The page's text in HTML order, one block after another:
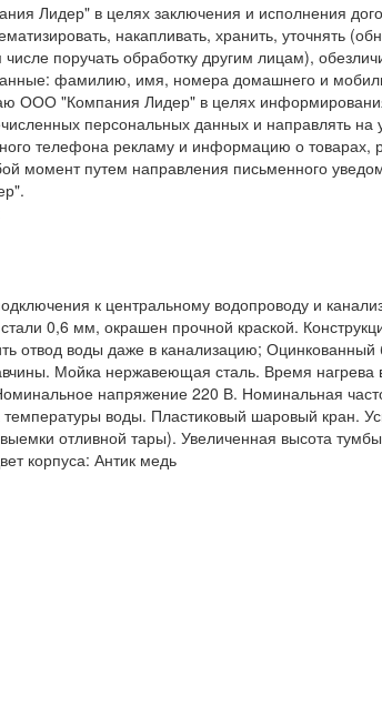
Лидер" в целях заключения и исполнения
накапливать, хранить, уточнять
поручать обработку другим лицам),
фамилию, имя, номера домашнего и
ООО "Компания Лидер" в целях
персональных данных и направлять
телефона рекламу и информацию о товарах,
момент путем направления письменного
к центральному водопроводу и
0,6 мм, окрашен прочной краской.
отвод воды даже в канализацию; Оцинкованный
Мойка нержавеющая сталь. Время нагрева
напряжение 220 В. Номинальная
воды. Пластиковый шаровый кран.
отливной тары). Увеличенная высота
корпуса: Антик медь